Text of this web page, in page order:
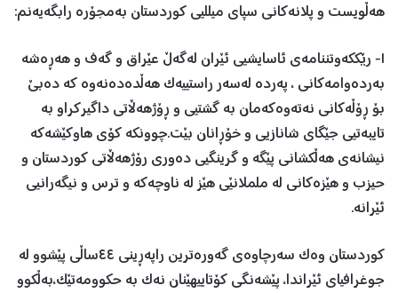
هەڵویست و پلانەکانی سپای میللیی کوردستان بەمجۆرە رابگەیەنم:
١- رێککەوتننامەی ئاسایشیی ئێران لەگەڵ عێراق و گەف و هەڕەشە
بەردەوامەکانی ، پەردە لەسەر راستییەک هەڵدەدەنەوە کە دەبێ
بۆ ڕۆڵەکانی نەتەوەکەمان بە گشتیی و ڕۆژھەڵاتی داگیرکراو بە
تایبەتیی جێگای شانازیی و خۆڕانان بێت.چوونکە کۆی هاوکێشەکە
نیشانەی هەڵکشانی پێگە و گرینگیی دەوری رۆژهەڵاتی کوردستان و
حیزب و ھێزەکانی لە ململانێی هێز لە ناوچەکە و ترس و نیگەرانیی
ئێرانە.
کوردستان وەک سەرچاوەی گەورەترین راپەڕینی ٤٤ساڵی پێشوو لە
جوغرافیای ئێراندا، پێشەنگی کۆتاییهێنان نەک بە حکوومەتێک،بەڵکوو